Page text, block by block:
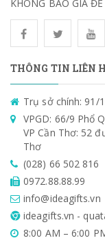
KHÔNG BÁO GIÁ
THÔNG TIN LIÊN
Trụ sở chính: 91/
VPGD: 66/9 Phổ
VP Cần Thơ: 52
Thơ
(028) 66 502 816
0972.88.88.99
info@ideagifts.vn
ideagifts.vn -
8:00 AM – 6:00